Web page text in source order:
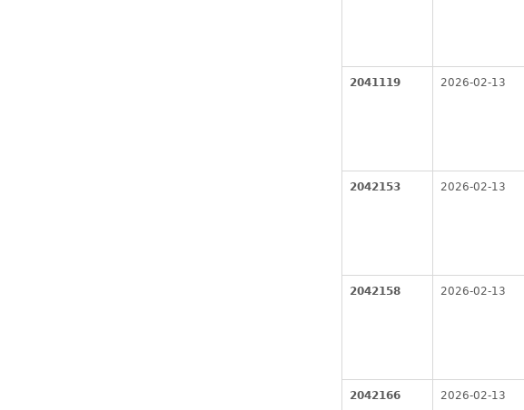
2041119 2026-02-13
2042153 2026-02-13
2042158 2026-02-13
2042166 2026-02-13